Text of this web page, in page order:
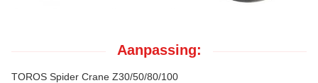
Aanpassing:
TOROS Spider Crane Z30/50/80/100